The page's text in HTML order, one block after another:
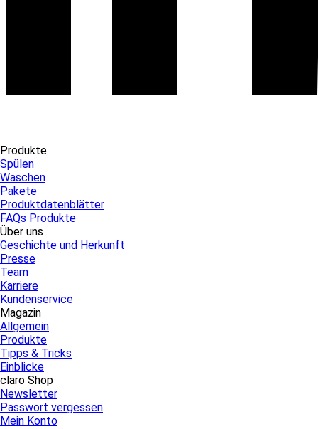
Produkte
Spülen
Waschen
Pakete
Produktdatenblätter
FAQs Produkte
Über uns
Geschichte und Herkunft
Presse
Team
Karriere
Kundenservice
Magazin
Allgemein
Produkte
Tipps & Tricks
Einblicke
claro Shop
Newsletter
Passwort vergessen
Mein Konto